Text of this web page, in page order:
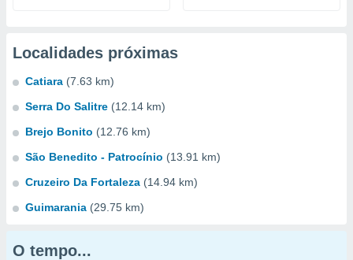
Localidades próximas
Catiara (7.63 km)
Serra Do Salitre (12.14 km)
Brejo Bonito (12.76 km)
São Benedito - Patrocínio (13.91 km)
Cruzeiro Da Fortaleza (14.94 km)
Guimarania (29.75 km)
O tempo...